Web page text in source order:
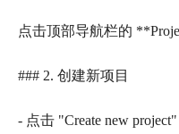
点击顶部导航栏的
### 2. 创建新项目
- 点击 "Create new